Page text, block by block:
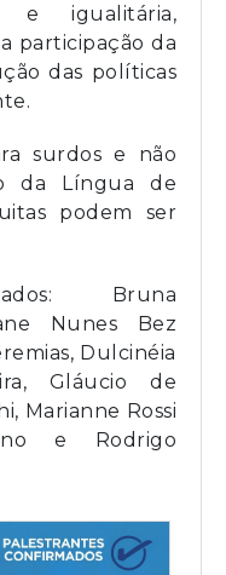
e igualitária,
participação da
das políticas
surdos e não
da Língua de
podem ser
Bruna
Nunes Bez
Dulcinéia
Gláucio de
Marianne Rossi
e Rodrigo